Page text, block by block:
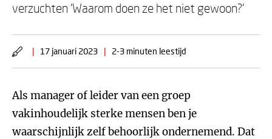
verzuchten ‘Waarom doen ze het niet gewoon?’
| 17 januari 2023 | 2-3 minuten leestijd
Als manager of leider van een groep
vakinhoudelijk sterke mensen ben je
waarschijnlijk zelf behoorlijk ondernemend. Dat